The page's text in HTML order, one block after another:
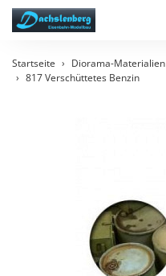
Startseite Diorama-Materialien
817 Verschüttetes Benzin